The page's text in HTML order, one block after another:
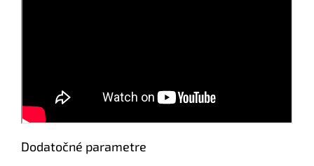
Dodatočné parametre